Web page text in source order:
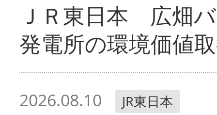
ＪＲ東日本 広畑
発電所の環境価値
2026.08.10 JR東日本